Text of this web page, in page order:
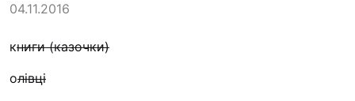
04.11.2016
книги (казочки)
олівці